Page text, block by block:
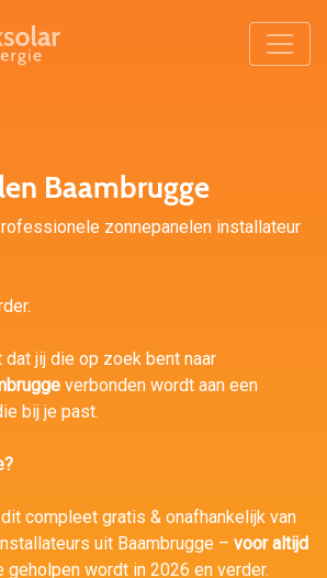
Baambrugge
zonnepanelen installateur
jij die op zoek bent naar
verbonden wordt aan een
bij je past.
compleet gratis & onafhankelijk van
uit Baambrugge – voor altijd
wordt in 2026 en verder.